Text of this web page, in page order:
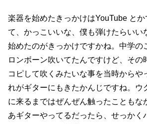
楽器を始めたきっかけはYouTube と
て、かっこいいな、僕も弾けたらいい
始めたのがきっかけですかね。中学の
ロンボーン吹いてたんですけど、その
コピして吹くみたいな事を当時からや
れがギターにもきたかんじですね。ウ
に来るまではぜんぜん触ったこともな
あギターやってるだったら、せっかく